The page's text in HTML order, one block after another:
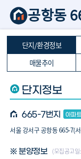
공항동
단지/환경정보
매물추이
단지정보
665-7번지
서울 강서구 공항동 665-7(
※ 분양정보 (모집공고일